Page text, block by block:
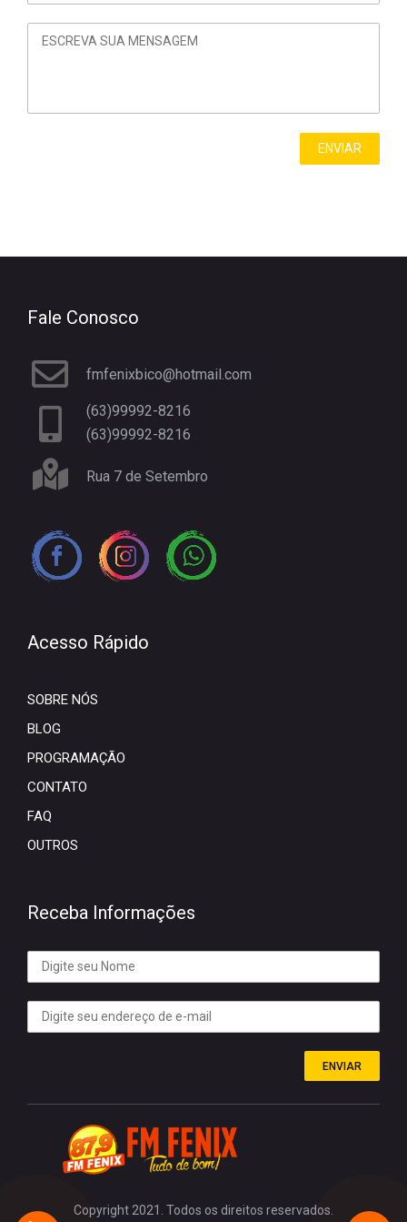
Fale Conosco
fmfenixbico@hotmail.com
(63)99992-8216
(63)99992-8216
Rua 7 de Setembro
Acesso Rápido
SOBRE NÓS
BLOG
PROGRAMAÇÃO
CONTATO
FAQ
OUTROS
Receba Informações
ENVIAR
Copyright 2021. Todos os direitos reservados.